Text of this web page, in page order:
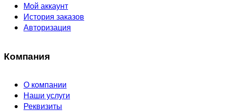
Мой аккаунт
История заказов
Авторизация
Компания
О компании
Наши услуги
Реквизиты